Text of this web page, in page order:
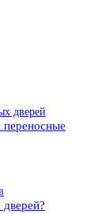
дверей
переносные